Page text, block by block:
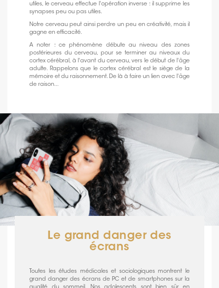
utiles, le cerveau effectue l'opération inverse : il supprime les
synapses peu ou pas utiles.
Notre cerveau peut ainsi perdre un peu en créativité, mais il
gagne en efficacité.
A noter : ce phénomène débute au niveau des zones
postérieures du cerveau, pour se terminer au niveaux du
cortex cérébral, à l'avant du cerveau, vers le début de l'âge
adulte. Rappelons que le cortex cérébral est le siège de la
mémoire et du raisonnement. De là à faire un lien avec l'âge
de raison...
Le grand danger des
écrans
Toutes les études médicales et sociologiques montrent le
grand danger des écrans de PC et de smartphones sur la